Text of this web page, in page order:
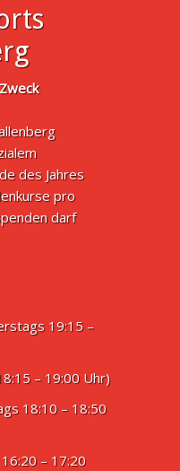
des Jahres
pro
darf
19:15 –
– 19:00 Uhr)
18:10 – 18:50
– 17:20